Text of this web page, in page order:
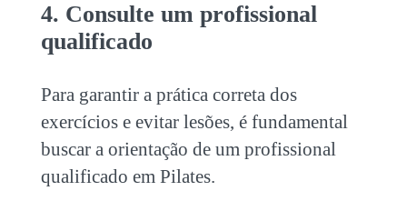
4. Consulte um profissional
qualificado
Para garantir a prática correta dos
exercícios e evitar lesões, é fundamental
buscar a orientação de um profissional
qualificado em Pilates.